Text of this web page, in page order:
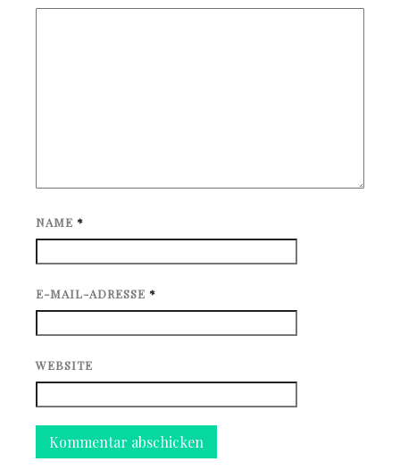
NAME *
E-MAIL-ADRESSE *
WEBSITE